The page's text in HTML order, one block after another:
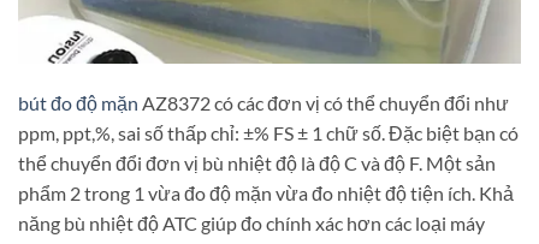
bút đo độ mặn AZ8372 có các đơn vị có thể chuyển đổi như
ppm, ppt,%, sai số thấp chỉ: ±% FS ± 1 chữ số. Đặc biệt bạn có
thể chuyển đổi đơn vị bù nhiệt độ là độ C và độ F. Một sản
phẩm 2 trong 1 vừa đo độ mặn vừa đo nhiệt độ tiện ích. Khả
năng bù nhiệt độ ATC giúp đo chính xác hơn các loại máy